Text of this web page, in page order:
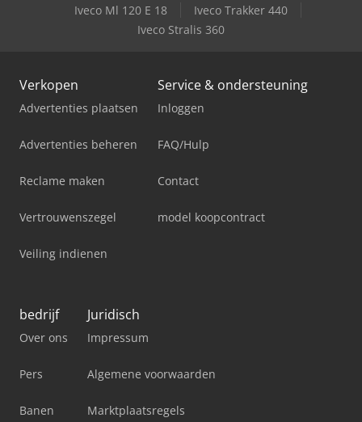
Iveco Ml 120 E 18
Iveco Trakker 440
Iveco Stralis 360
Verkopen
Advertenties plaatsen
Advertenties beheren
Reclame maken
Vertrouwenszegel
Veiling indienen
Service & ondersteuning
Inloggen
FAQ/Hulp
Contact
model koopcontract
bedrijf
Over ons
Pers
Banen
Juridisch
Impressum
Algemene voorwaarden
Marktplaatsregels